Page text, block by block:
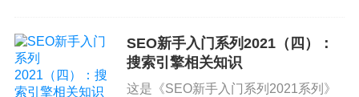
移动页面的抓取
百度真正抓取的移动页面只是一小部分，目前在增
上有店铺在卖，感兴趣的读者在淘宝和
有啊搜索一下书名就可以看到。...
SEO新手入门系列2021（四）：
搜索引擎相关知识
这是《SEO新手入门系列2021系列》